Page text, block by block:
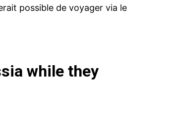
Insight Publications
Formules d’abonnement
Mon compte
possible de voyager via le
while they